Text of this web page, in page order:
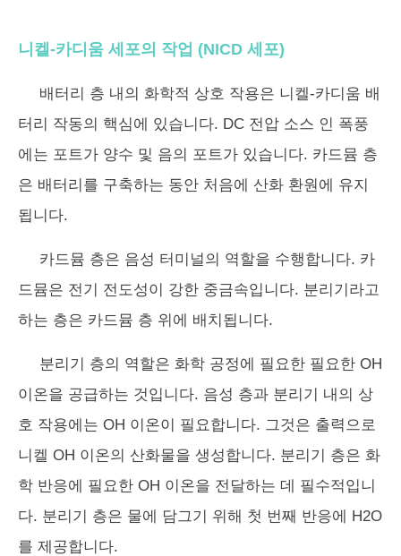
니켈-카디움 세포의 작업 (NICD 세포)
배터리 층 내의 화학적 상호 작용은 니켈-카디움 배
터리 작동의 핵심에 있습니다. DC 전압 소스 인 폭풍
에는 포트가 양수 및 음의 포트가 있습니다. 카드뮴 층
은 배터리를 구축하는 동안 처음에 산화 환원에 유지
됩니다.
카드뮴 층은 음성 터미널의 역할을 수행합니다. 카
드뮴은 전기 전도성이 강한 중금속입니다. 분리기라고
하는 층은 카드뮴 층 위에 배치됩니다.
분리기 층의 역할은 화학 공정에 필요한 필요한 OH
이온을 공급하는 것입니다. 음성 층과 분리기 내의 상
호 작용에는 OH 이온이 필요합니다. 그것은 출력으로
니켈 OH 이온의 산화물을 생성합니다. 분리기 층은 화
학 반응에 필요한 OH 이온을 전달하는 데 필수적입니
다. 분리기 층은 물에 담그기 위해 첫 번째 반응에 H2O
를 제공합니다.